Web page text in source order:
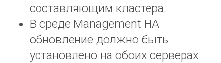
составляющим кластера.
В среде Management HA
обновление должно быть
установлено на обоих серверах